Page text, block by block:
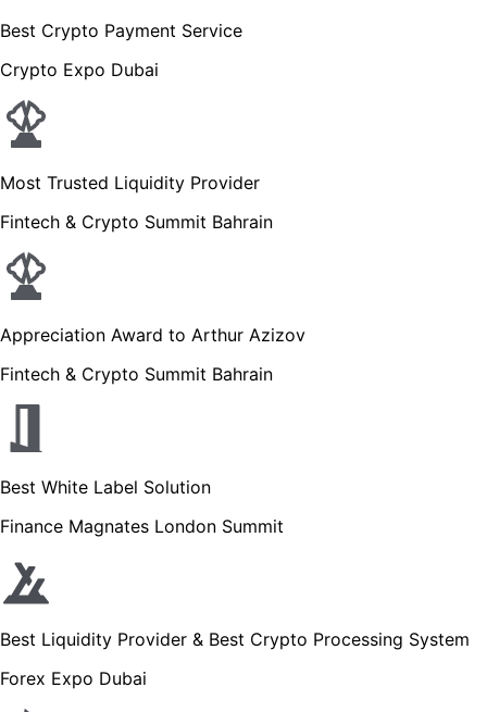
Best Crypto Payment Service
Crypto Expo Dubai
Most Trusted Liquidity Provider
Fintech & Crypto Summit Bahrain
Appreciation Award to Arthur Azizov
Fintech & Crypto Summit Bahrain
Best White Label Solution
Finance Magnates London Summit
Best Liquidity Provider & Best Crypto Processing System
Forex Expo Dubai